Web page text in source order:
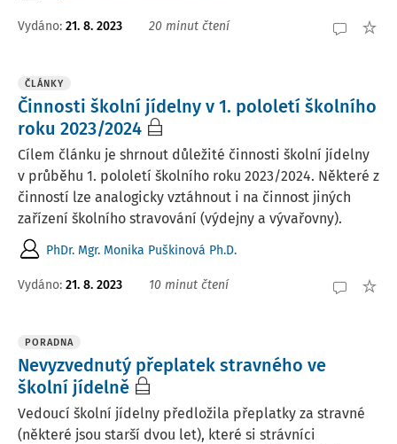
Vydáno: 21. 8. 2023 20 minut čtení
ČLÁNKY
Činnosti školní jídelny v 1. pololetí školního
roku 2023/2024
Cílem článku je shrnout důležité činnosti školní jídelny
v průběhu 1. pololetí školního roku 2023/2024. Některé z
činností lze analogicky vztáhnout i na činnost jiných
zařízení školního stravování (výdejny a vývařovny).
PhDr. Mgr. Monika Puškinová Ph.D.
Vydáno: 21. 8. 2023 10 minut čtení
PORADNA
Nevyzvednutý přeplatek stravného ve
školní jídelně
Vedoucí školní jídelny předložila přeplatky za stravné
(některé jsou starší dvou let), které si strávníci